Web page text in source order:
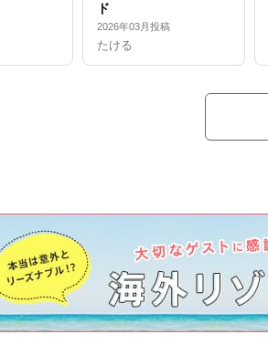
ド
2026年03月投稿
たける